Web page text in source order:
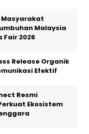
Malaysia
2026
Release Organik
Efektif
Resmi
Ekosistem